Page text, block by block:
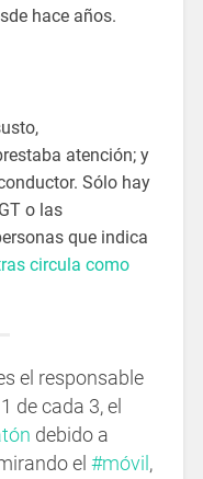
hace años.
atención; y
Sólo hay
o las
que indica
circula como
el responsable
de cada 3, el
debido a
el #móvil ,